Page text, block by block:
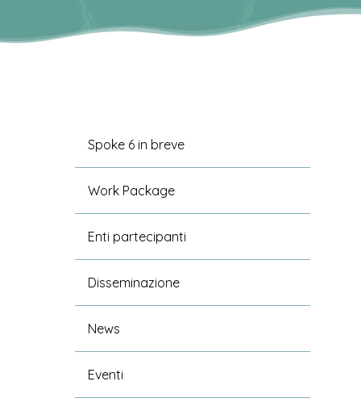
Spoke 6 in breve
Work Package
Enti partecipanti
Disseminazione
News
Eventi